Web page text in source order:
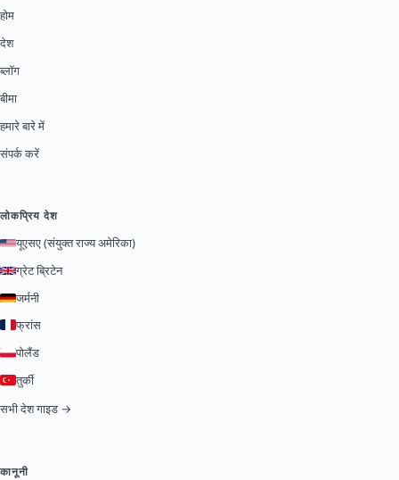
होम
देश
ब्लॉग
बीमा
हमारे बारे में
संपर्क करें
लोकप्रिय देश
यूएसए (संयुक्त राज्य अमेरिका)
ग्रेट ब्रिटेन
जर्मनी
फ्रांस
पोलैंड
तुर्की
सभी देश गाइड →
कानूनी